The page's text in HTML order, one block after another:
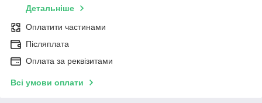
Детальніше
Оплатити частинами
Післяплата
Оплата за реквізитами
Всі умови оплати